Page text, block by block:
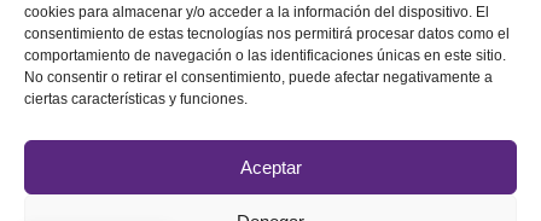
cookies para almacenar y/o acceder a la información del dispositivo. El
consentimiento de estas tecnologías nos permitirá procesar datos como el
comportamiento de navegación o las identificaciones únicas en este sitio.
No consentir o retirar el consentimiento, puede afectar negativamente a
ciertas características y funciones.
Aceptar
© E.A.P IBERIA 2026
Política de cookies